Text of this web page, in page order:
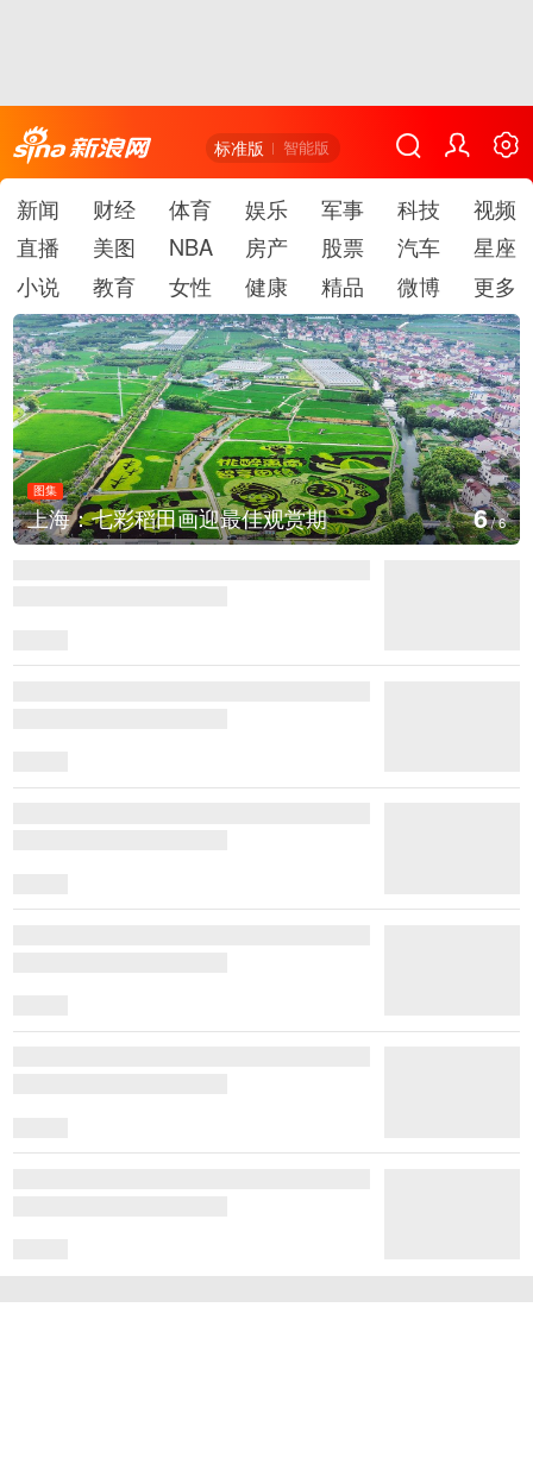
标准版 智能版
新闻 财经 体育 娱乐 军事 科技
视频
直播
美图 NBA 房产 股票 汽车
星座
小说
教育 女性 健康 精品 微博 更多
图集
上海：七彩稻田画迎最佳观赏期 6/6